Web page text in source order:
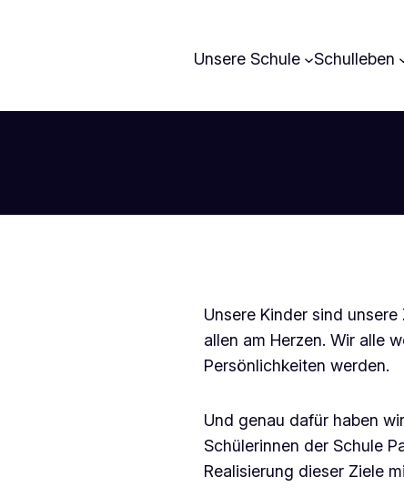
Unsere Schule Schulleben
Unsere Kinder sind
allen am Herzen. Wir alle
Persönlichkeiten werden.
Und genau dafür haben
Schülerinnen der Schule
Realisierung dieser Ziele